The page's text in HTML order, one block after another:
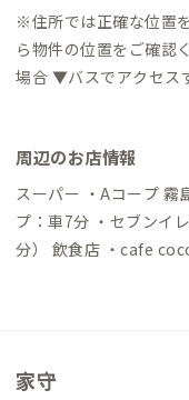
※住所では正確な位置
ら物件の位置をご確認ください。 公共交通
場合 ▼バスでアクセ
県都城市方面から高
テル前」バス停で下車
沿い→「No13 T街区入
到着 ▼霧島神宮駅（最寄り駅）から →（タクシー8分）→到
着 自動車でアクセス
400ｍ →「No13 T街
スレンタカーやタイム
周辺のお店情報
スーパー ・Aコープ 霧島店：車7分 コン
プ：車7分 ・セブンイ
分） 飲食店 ・cafe cocorotte：徒歩17分（カフェ） ・たまご
場：徒歩26分/車4分
島神話の里公園：車10
家守